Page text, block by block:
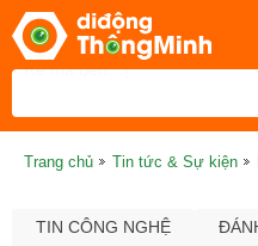
Trang chủ Tin tức & Sự kiện
TIN CÔNG NGHỆ